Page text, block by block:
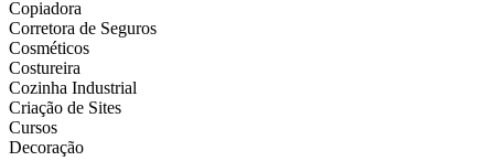
Copiadora
Corretora de Seguros
Cosméticos
Costureira
Cozinha Industrial
Criação de Sites
Cursos
Decoração